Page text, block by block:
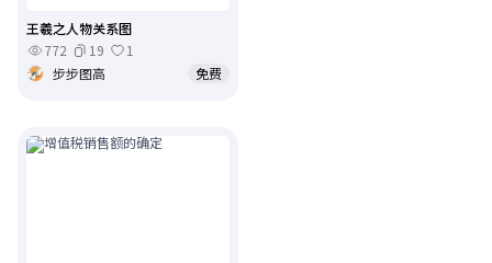
王羲之人物关系图
772
19
1
步步图高
免费